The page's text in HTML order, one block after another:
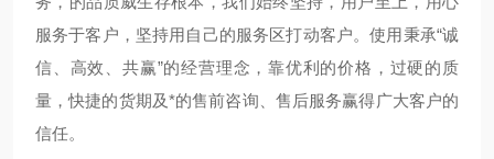
服务于客户，坚持用自己的服务区打动客户。使用秉承“诚
信、高效、共赢”的经营理念，靠优利的价格，过硬的质
量，快捷的货期及*的售前咨询、售后服务赢得广大客户的
信任。